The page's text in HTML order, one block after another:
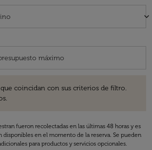
keyboard_arrow_down
coincidan con sus criterios de filtro.
fueron recolectadas en las últimas 48 horas y es
disponibles en el momento de la reserva. Se pueden
para productos y servicios opcionales.